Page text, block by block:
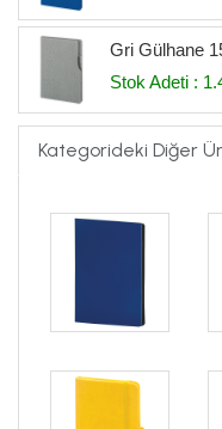
Gri Gülhane
Stok Adeti :
Kategorideki Diğer